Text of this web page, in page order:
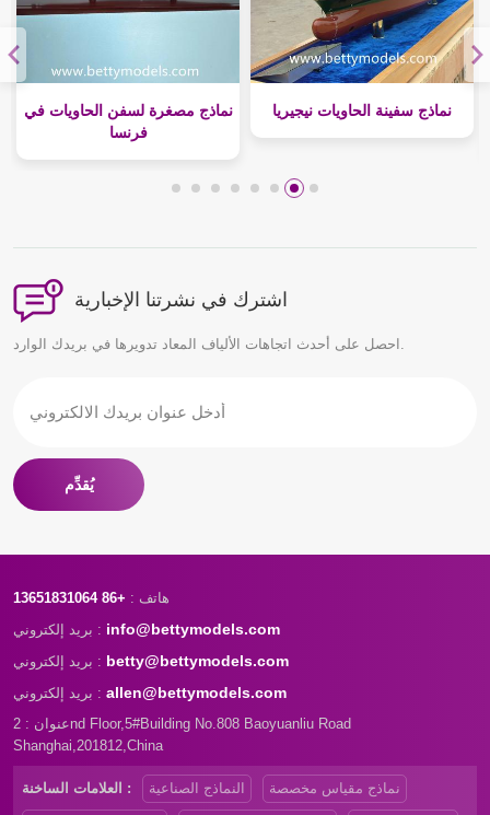
نماذج مصغرة لسفن الحاويات في
فرنسا
نماذج سفينة الحاويات نيجيريا
اشترك في نشرتنا الإخبارية
احصل على أحدث اتجاهات الألياف المعاد تدويرها في بريدك الوارد.
يُقدِّم
هاتف : +86 13651831064
بريد إلكتروني : info@bettymodels.com
بريد إلكتروني : betty@bettymodels.com
بريد إلكتروني : allen@bettymodels.com
عنوان : 2nd Floor,5#Building No.808 Baoyuanliu Road
Shanghai,201812,China
العلامات الساخنة : النماذج الصناعية نماذج مقياس مخصصة